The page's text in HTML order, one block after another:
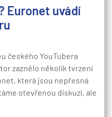
Euronet uvádí
českého YouTubera
zaznělo několik tvrzení
která jsou nepřesná
otevřenou diskuzi, ale